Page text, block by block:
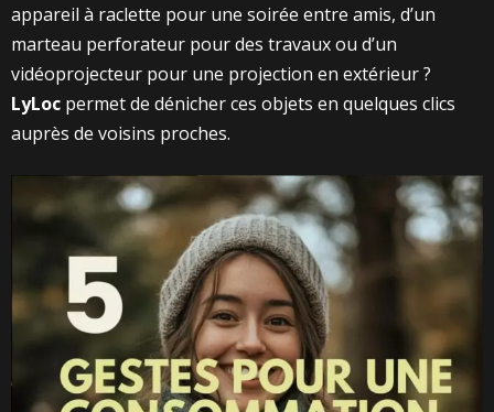
appareil à raclette pour une soirée entre amis, d’un
marteau perforateur pour des travaux ou d’un
vidéoprojecteur pour une projection en extérieur ?
LyLoc permet de dénicher ces objets en quelques clics
auprès de voisins proches.